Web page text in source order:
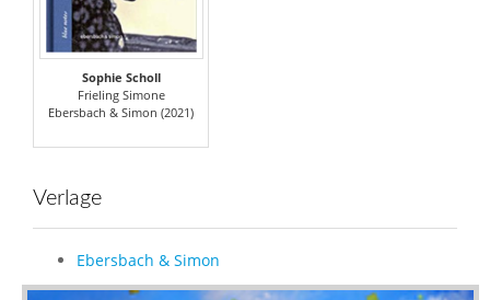
Sophie Scholl
Frieling Simone
Ebersbach & Simon (2021)
Verlage
Ebersbach & Simon